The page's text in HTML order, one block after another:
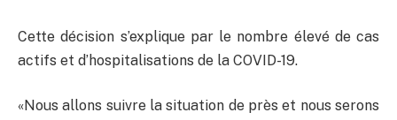
Cette décision s’explique par le nombre élevé de cas
actifs et d’hospitalisations de la COVID-19.
«Nous allons suivre la situation de près et nous serons